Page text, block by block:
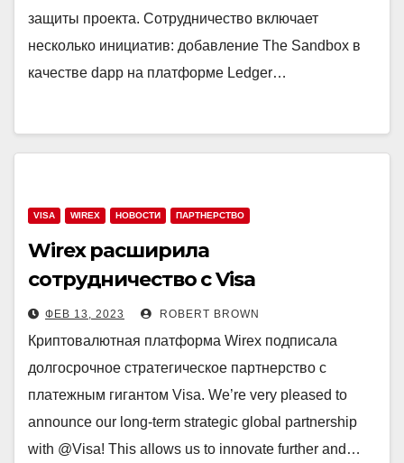
защиты проекта. Сотрудничество включает
несколько инициатив: добавление The Sandbox в
качестве dapp на платформе Ledger…
VISA WIREX НОВОСТИ ПАРТНЕРСТВО
Wirex расширила
сотрудничество с Visa
ФЕВ 13, 2023 ROBERT BROWN
Криптовалютная платформа Wirex подписала
долгосрочное стратегическое партнерство с
платежным гигантом Visa. We’re very pleased to
announce our long-term strategic global partnership
with @Visa! This allows us to innovate further and…